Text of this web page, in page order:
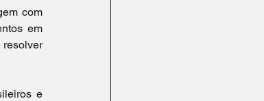
com
em
resolver
e